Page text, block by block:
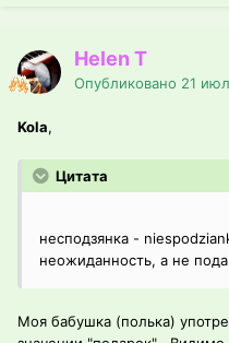
Helen T
Опубликовано 21
Kola,
Цитата
несподзянка -
неожиданность, а не
Моя бабушка (полька)